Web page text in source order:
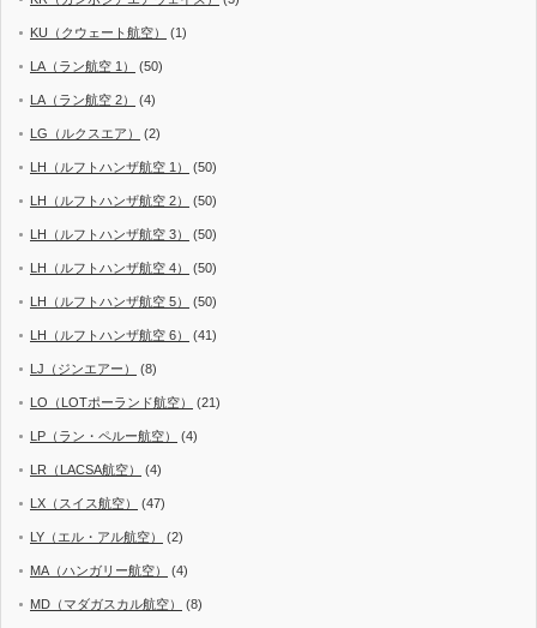
KU（クウェート航空） (1)
LA（ラン航空 1） (50)
LA（ラン航空 2） (4)
LG（ルクスエア） (2)
LH（ルフトハンザ航空 1） (50)
LH（ルフトハンザ航空 2） (50)
LH（ルフトハンザ航空 3） (50)
LH（ルフトハンザ航空 4） (50)
LH（ルフトハンザ航空 5） (50)
LH（ルフトハンザ航空 6） (41)
LJ（ジンエアー） (8)
LO（LOTポーランド航空） (21)
LP（ラン・ペルー航空） (4)
LR（LACSA航空） (4)
LX（スイス航空） (47)
LY（エル・アル航空） (2)
MA（ハンガリー航空） (4)
MD（マダガスカル航空） (8)